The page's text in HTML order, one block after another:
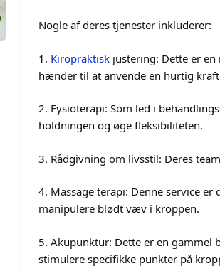
Nogle af deres tjenester inkluderer:
1. Kiropraktisk justering: Dette er
hænder til at anvende en hurtig
2. Fysioterapi: Som led i
holdningen og øge fleksibiliteten.
3. Rådgivning om livsstil: Deres
4. Massage terapi: Denne service
manipulere blødt væv i kroppen.
5. Akupunktur: Dette er en
stimulere specifikke punkter på